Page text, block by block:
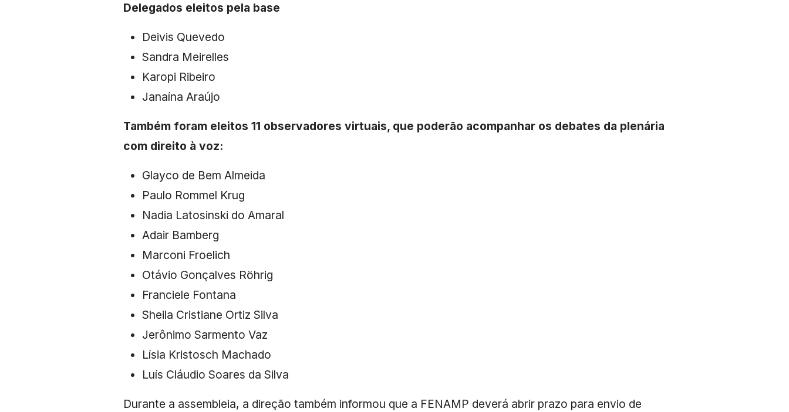
Delegados eleitos pela base
Deivis Quevedo
Sandra Meirelles
Karopi Ribeiro
Janaína Araújo
Também foram eleitos 11 observadores virtuais, que poderão acompanhar os debates da plenária
com direito à voz:
Glayco de Bem Almeida
Paulo Rommel Krug
Nadia Latosinski do Amaral
Adair Bamberg
Marconi Froelich
Otávio Gonçalves Röhrig
Franciele Fontana
Sheila Cristiane Ortiz Silva
Jerônimo Sarmento Vaz
Lísia Kristosch Machado
Luís Cláudio Soares da Silva
Durante a assembleia, a direção também informou que a FENAMP deverá abrir prazo para envio de